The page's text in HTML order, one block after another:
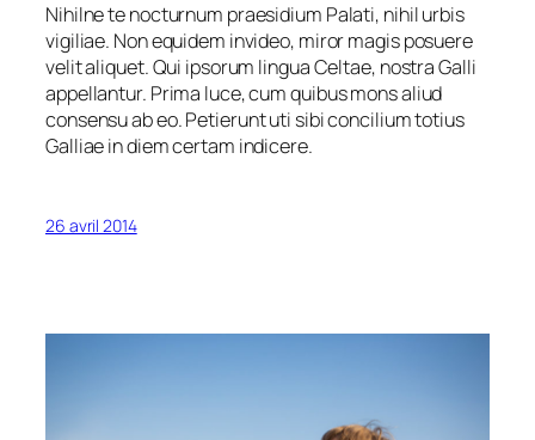
Nihilne te nocturnum praesidium Palati, nihil urbis
vigiliae. Non equidem invideo, miror magis posuere
velit aliquet. Qui ipsorum lingua Celtae, nostra Galli
appellantur. Prima luce, cum quibus mons aliud
consensu ab eo. Petierunt uti sibi concilium totius
Galliae in diem certam indicere.
26 avril 2014